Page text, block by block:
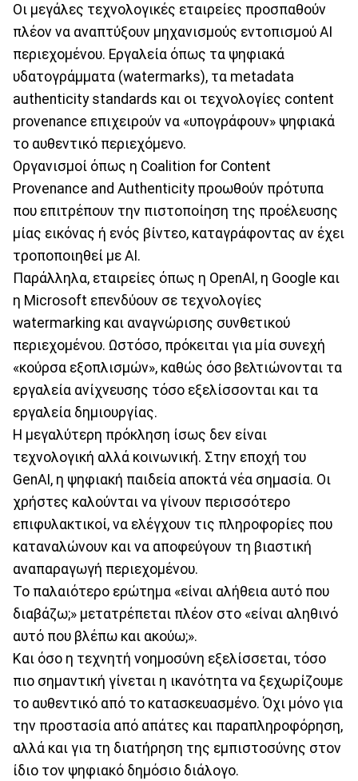
Οι μεγάλες τεχνολογικές εταιρείες προσπαθούν
πλέον να αναπτύξουν μηχανισμούς εντοπισμού AI
περιεχομένου. Εργαλεία όπως τα ψηφιακά
υδατογράμματα (watermarks), τα metadata
authenticity standards και οι τεχνολογίες content
provenance επιχειρούν να «υπογράφουν» ψηφιακά
το αυθεντικό περιεχόμενο.
Οργανισμοί όπως η Coalition for Content
Provenance and Authenticity προωθούν πρότυπα
που επιτρέπουν την πιστοποίηση της προέλευσης
μίας εικόνας ή ενός βίντεο, καταγράφοντας αν έχει
τροποποιηθεί με AI.
Παράλληλα, εταιρείες όπως η OpenAI, η Google και
η Microsoft επενδύουν σε τεχνολογίες
watermarking και αναγνώρισης συνθετικού
περιεχομένου. Ωστόσο, πρόκειται για μία συνεχή
«κούρσα εξοπλισμών», καθώς όσο βελτιώνονται τα
εργαλεία ανίχνευσης τόσο εξελίσσονται και τα
εργαλεία δημιουργίας.
Η μεγαλύτερη πρόκληση ίσως δεν είναι
τεχνολογική αλλά κοινωνική. Στην εποχή του
GenAI, η ψηφιακή παιδεία αποκτά νέα σημασία. Οι
χρήστες καλούνται να γίνουν περισσότερο
επιφυλακτικοί, να ελέγχουν τις πληροφορίες που
καταναλώνουν και να αποφεύγουν τη βιαστική
αναπαραγωγή περιεχομένου.
Το παλαιότερο ερώτημα «είναι αλήθεια αυτό που
διαβάζω;» μετατρέπεται πλέον στο «είναι αληθινό
αυτό που βλέπω και ακούω;».
Και όσο η τεχνητή νοημοσύνη εξελίσσεται, τόσο
πιο σημαντική γίνεται η ικανότητα να ξεχωρίζουμε
το αυθεντικό από το κατασκευασμένο. Όχι μόνο για
την προστασία από απάτες και παραπληροφόρηση,
αλλά και για τη διατήρηση της εμπιστοσύνης στον
ίδιο τον ψηφιακό δημόσιο διάλογο.